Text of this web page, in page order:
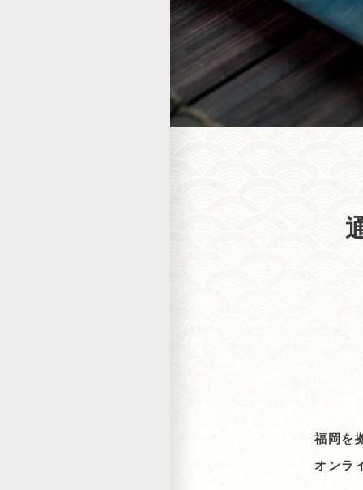
福岡を
オンラ